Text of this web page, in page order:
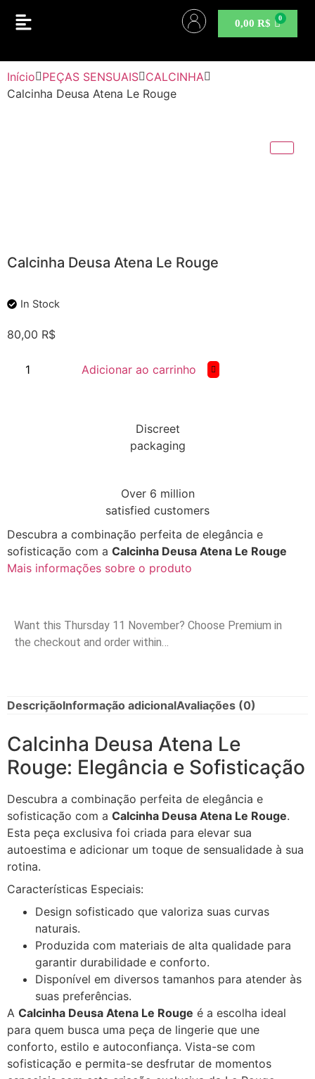
0,00R$
Início PEÇAS SENSUAIS CALCINHA
Calcinha Deusa Atena Le Rouge
Calcinha Deusa Atena Le Rouge
In Stock
80,00 R$
Adicionar ao carrinho
Discreet
packaging
Over 6 million
satisfied customers
Descubra a combinação perfeita de elegância e
sofisticação com a Calcinha Deusa Atena Le Rouge
Mais informações sobre o produto
Want this Thursday 11 November? Choose Premium in
the checkout and order within…
DescriçãoInformação adicionalAvaliações (0)
Calcinha Deusa Atena Le
Rouge: Elegância e Sofisticação
Descubra a combinação perfeita de elegância e
sofisticação com a Calcinha Deusa Atena Le Rouge.
Esta peça exclusiva foi criada para elevar sua
autoestima e adicionar um toque de sensualidade à sua
rotina.
Características Especiais:
Design sofisticado que valoriza suas curvas
naturais.
Produzida com materiais de alta qualidade para
garantir durabilidade e conforto.
Disponível em diversos tamanhos para atender às
suas preferências.
A Calcinha Deusa Atena Le Rouge é a escolha ideal
para quem busca uma peça de lingerie que une
conforto, estilo e autoconfiança. Vista-se com
sofisticação e permita-se desfrutar de momentos